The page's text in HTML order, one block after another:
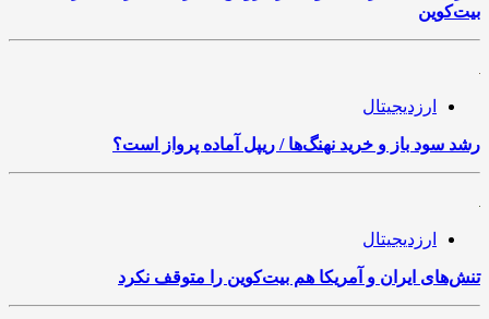
بیت‌کوین
ارزدیجیتال
رشد سود باز و خرید نهنگ‌ها / ریپل آماده پرواز است؟
ارزدیجیتال
تنش‌های ایران و آمریکا هم بیت‌کوین را متوقف نکرد